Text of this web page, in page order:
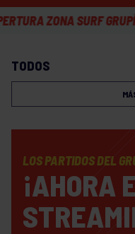
ZONA SURF GRUPÍN
TODOS
LOS PARTIDOS DEL
¡AHORA